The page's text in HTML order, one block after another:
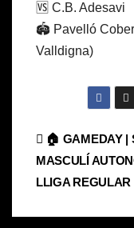
🆚 C.B. Adesavi
🏟️ Pavelló
Valldigna)
de
🏠 GAMEDAY |
MASCULÍ
LLIGA REGULAR